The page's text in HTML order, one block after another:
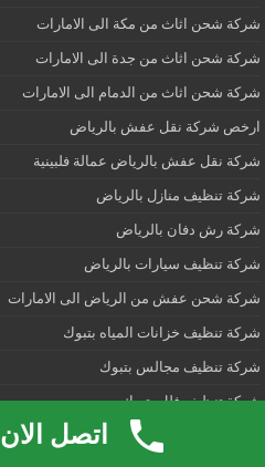
شركة شحن اثاث من مكة الى الامارات
شركة شحن اثاث من جدة الى الامارات
شركة شحن اثاث من الدمام الى الامارات
ارخص شركة نقل عفش بالرياض
شركة نقل عفش بالرياض عمالة فلبينية
شركة تنظيف منازل بالرياض
شركة رش دفان بالرياض
شركة تنظيف سيارات بالرياض
شركة شحن عفش من الرياض الى الامارات
شركة تنظيف خزانات المياه بتبوك
شركة تنظيف مجالس بتبوك
شركة تنظيف فلل بتبوك
شركة تنظيف منازل بتبوك اتصل الان 0534584937